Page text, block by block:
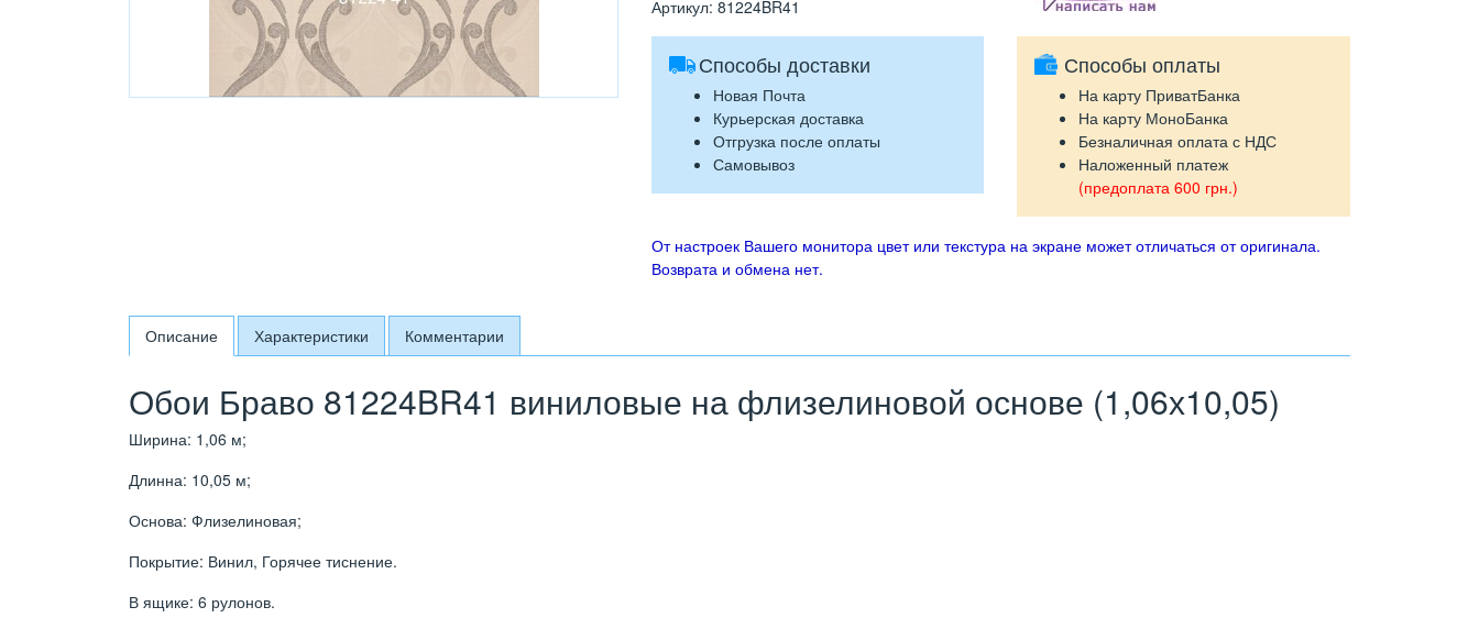
Артикул: 81224BR41
Способы доставки
Новая Почта
Курьерская доставка
Отгрузка после оплаты
Самовывоз
Способы оплаты
На карту ПриватБанка
На карту МоноБанка
Безналичная оплата с НДС
Наложенный платеж
(предоплата 600 грн.)
От настроек Вашего монитора цвет или текстура на экране может отличаться от оригинала.
Возврата и обмена нет.
Описание Характеристики Комментарии
Обои Браво 81224BR41 виниловые на флизелиновой основе (1,06х10,05)
Ширина: 1,06 м;
Длинна: 10,05 м;
Основа: Флизелиновая;
Покрытие: Винил, Горячее тиснение.
В ящике: 6 рулонов.